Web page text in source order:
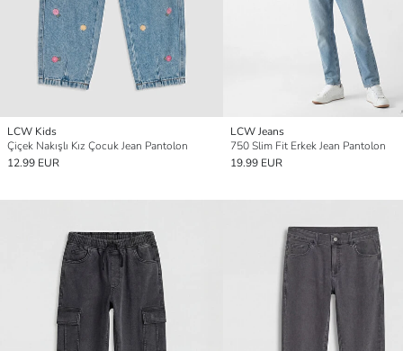
LCW Kids
Çiçek Nakışlı Kız Çocuk Jean Pantolon
12.99 EUR
LCW Jeans
750 Slim Fit Erkek Jean Pantolon
19.99 EUR